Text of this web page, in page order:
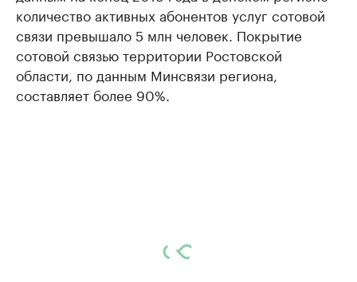
количество активных абонентов услуг сотовой
связи превышало 5 млн человек. Покрытие
сотовой связью территории Ростовской
области, по данным Минсвязи региона,
составляет более 90%.